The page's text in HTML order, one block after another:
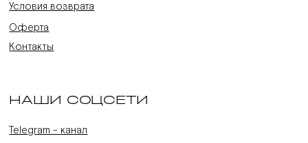
НАШИ СОЦСЕТИ
Telegram - канал
Условия возврата
Оферта
Контакты